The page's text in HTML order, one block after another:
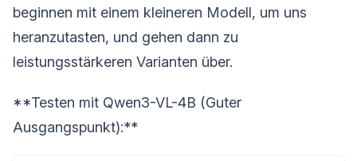
beginnen mit einem kleineren Modell, um uns
heranzutasten, und gehen dann zu
leistungsstärkeren Varianten über.
**Testen mit Qwen3-VL-4B (Guter
Ausgangspunkt):**